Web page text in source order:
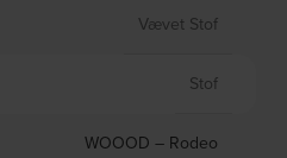
Vævet Stof
Stof
WOOOD – Rodeo